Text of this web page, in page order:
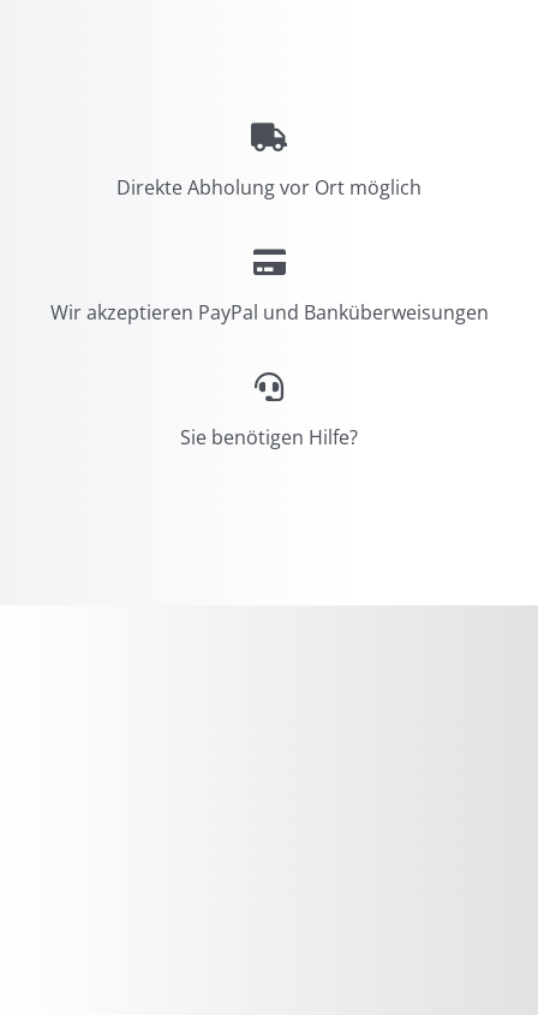
Direkte Abholung vor Ort möglich
Wir akzeptieren PayPal und Banküberweisungen
Sie benötigen Hilfe?